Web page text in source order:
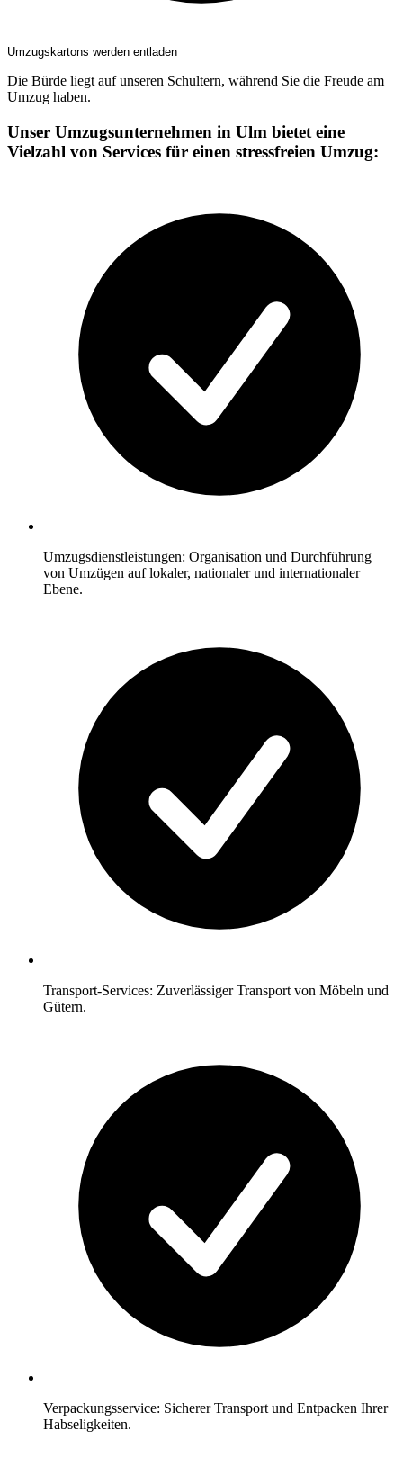
Umzugskartons werden entladen
Die Bürde liegt auf unseren Schultern, während Sie die Freude am
Umzug haben.
Unser Umzugsunternehmen in Ulm bietet eine
Vielzahl von Services für einen stressfreien Umzug:
Umzugsdienstleistungen: Organisation und Durchführung
von Umzügen auf lokaler, nationaler und internationaler
Ebene.
Transport-Services: Zuverlässiger Transport von Möbeln und
Gütern.
Verpackungsservice: Sicherer Transport und Entpacken Ihrer
Habseligkeiten.